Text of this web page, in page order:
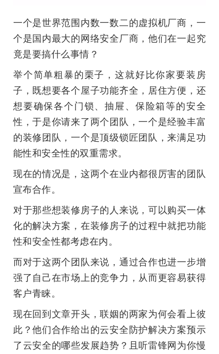
中
心
GAIR
专
爱
搞
一个是世界范围内数一数二的虚拟机厂商，一
个是国内最大的网络安全厂商，他们在一起究
竟是要搞什么事情？
举个简单粗暴的栗子，这就好比你家要装房
子，既想要各个屋子功能齐全，居住方便，还
想要确保各个门锁、抽屉、保险箱等的安全
性，于是你请来了两个团队，一个是经验丰富
的装修团队，一个是顶级锁匠团队，来满足功
能性和安全性的双重需求。
现在的情况是，这两个在业内都很厉害的团队
宣布合作。
对于那些想装修房子的人来说，可以购买一体
化的解决方案，在装修房子的过程中就把功能
性和安全性都考虑在内。
而对于这两个团队来说，通过合作也进一步增
强了自己在市场上的竞争力，从而更容易获得
客户青睐。
现在回到文章开头，联姻的两家为何会看上彼
此？他们合作给出的云安全防护解决方案预示
了云安全的哪些发展趋势？且听雷锋网为你慢